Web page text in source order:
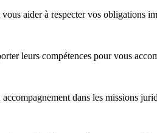
aider à respecter vos obligations
leurs compétences pour vous
dans les missions